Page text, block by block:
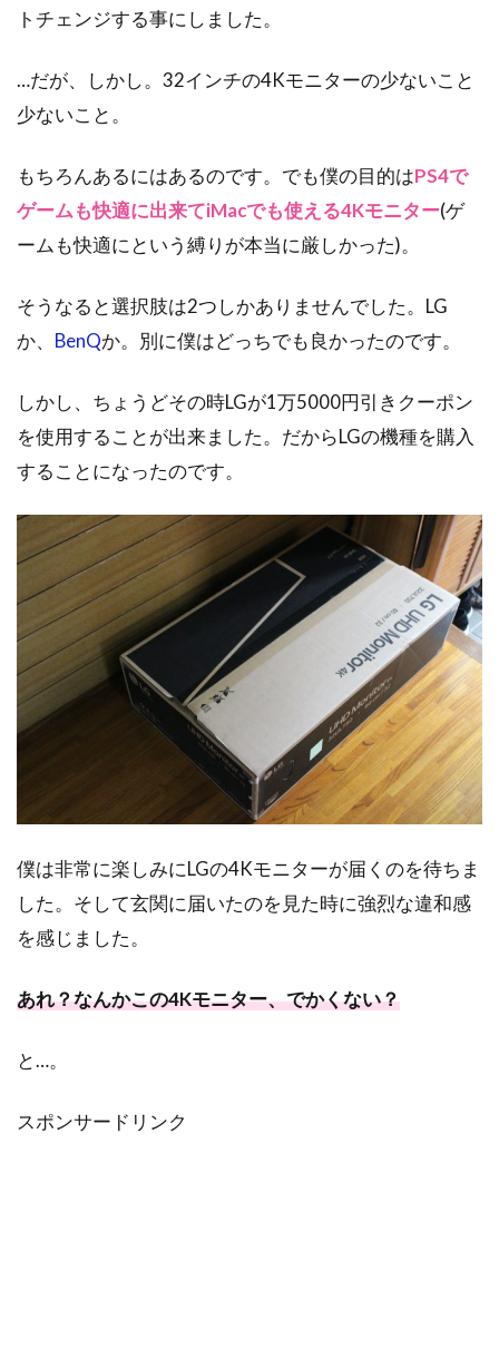
トチェンジする事にしました。
…だが、しかし。32インチの4Kモニターの少ないこと
少ないこと。
もちろんあるにはあるのです。でも僕の目的はPS4で
ゲームも快適に出来てiMacでも使える4Kモニター(ゲ
ームも快適にという縛りが本当に厳しかった)。
そうなると選択肢は2つしかありませんでした。LG
か、 BenQか。別に僕はどっちでも良かったのです。
しかし、ちょうどその時LGが1万5000円引きクーポン
を使用することが出来ました。だからLGの機種を購入
することになったのです。
僕は非常に楽しみにLGの4Kモニターが届くのを待ちま
した。そして玄関に届いたのを見た時に強烈な違和感
を感じました。
あれ？なんかこの4Kモニター、でかくない？
と…。
スポンサードリンク